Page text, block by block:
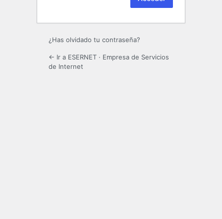
¿Has olvidado tu contraseña?
← Ir a ESERNET · Empresa de Servicios
de Internet